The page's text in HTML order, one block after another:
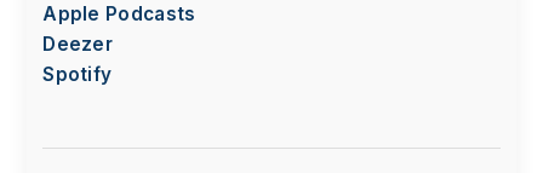
Apple Podcasts
Deezer
Spotify